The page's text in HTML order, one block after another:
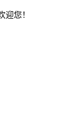
迎您！